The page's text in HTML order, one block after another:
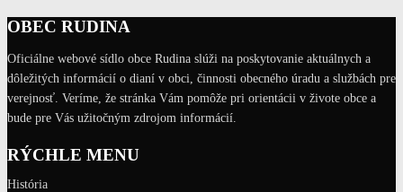
OBEC RUDINA
Oficiálne webové sídlo obce Rudina slúži na poskytovanie aktuálnych a
dôležitých informácií o dianí v obci, činnosti obecného úradu a službách pre
verejnosť. Veríme, že stránka Vám pomôže pri orientácii v živote obce a
bude pre Vás užitočným zdrojom informácií.
RÝCHLE MENU
História